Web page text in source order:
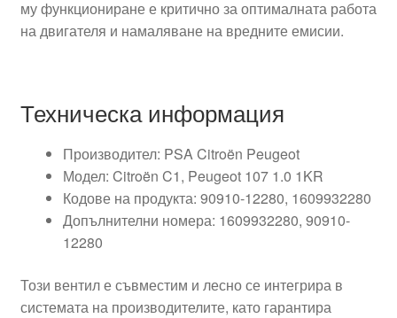
му функциониране е критично за оптималната работа
на двигателя и намаляване на вредните емисии.
Техническа информация
Производител: PSA Citroën Peugeot
Модел: Citroën C1, Peugeot 107 1.0 1KR
Кодове на продукта: 90910-12280, 1609932280
Допълнителни номера: 1609932280, 90910-
12280
Този вентил е съвместим и лесно се интегрира в
системата на производителите, като гарантира